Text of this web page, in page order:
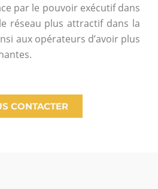
par le pouvoir exécutif dans
réseau plus attractif dans la
aux opérateurs d’avoir plus
CONTACTER